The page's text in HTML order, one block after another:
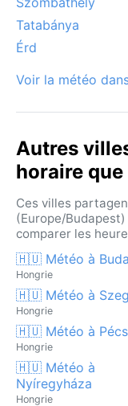
Tatabánya
Érd
Voir la météo
Autres
horaire
Ces villes
(Europe/
comparer les
🇭🇺 Météo à
Hongrie
🇭🇺 Météo à
Hongrie
🇭🇺 Météo à Pécs
Hongrie
🇭🇺 Météo à
Nyíregyháza
Hongrie